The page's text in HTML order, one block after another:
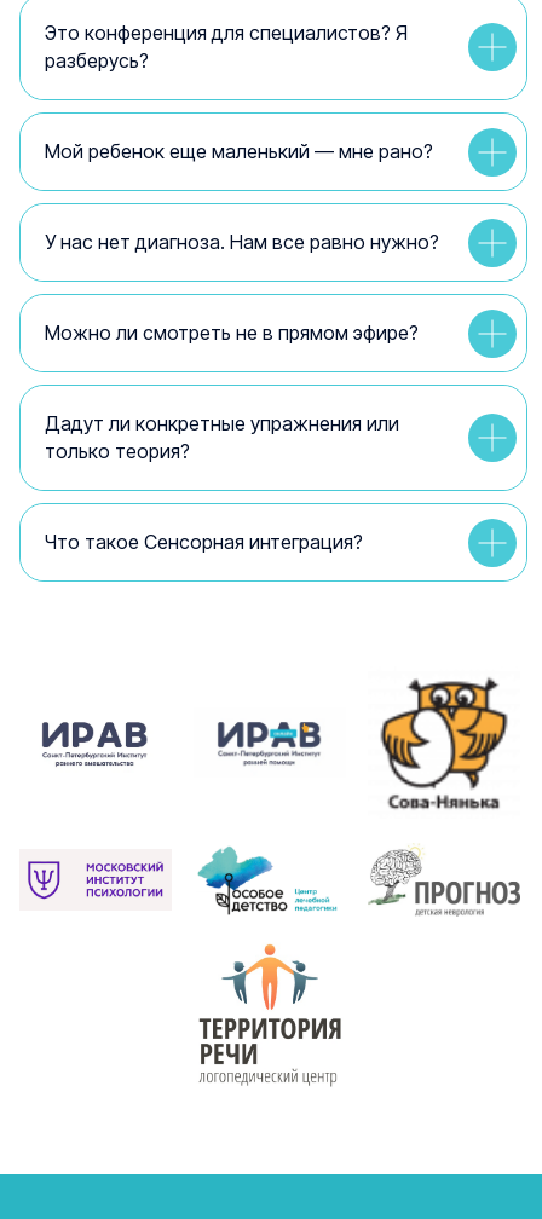
Это конференция для специалистов? Я
разберусь?
Мой ребенок еще маленький — мне рано?
У нас нет диагноза. Нам все равно нужно?
Можно ли смотреть не в прямом эфире?
Дадут ли конкретные упражнения или
только теория?
Что такое Сенсорная интеграция?